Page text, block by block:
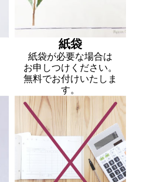
紙袋
紙袋が必要な場合は
お申しつけください。
無料でお付けいたしま
す。